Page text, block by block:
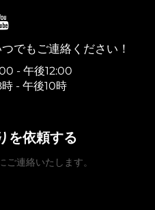
でもご連絡ください！
- 午後12:00
- 午後10時
を依頼する
ご連絡いたします。